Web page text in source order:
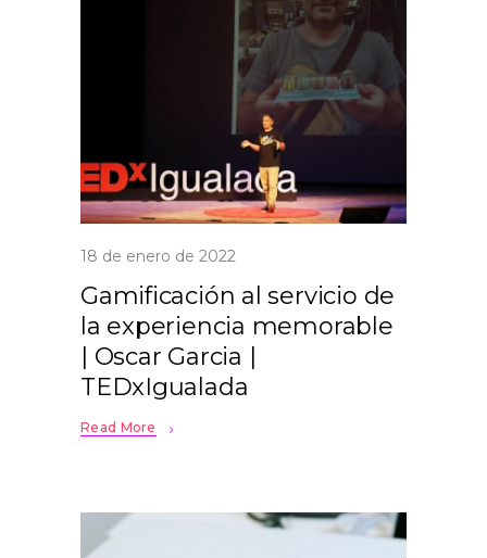
18 de enero de 2022
Gamificación al servicio de
la experiencia memorable
| Oscar Garcia |
TEDxIgualada
Read More